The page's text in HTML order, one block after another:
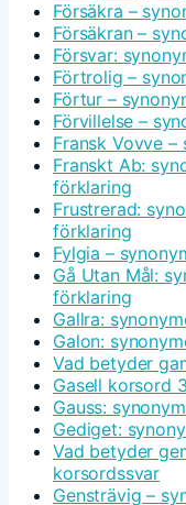
Försäkra –
Försäkran –
Försvar:
Förtrolig –
Förtur –
Förvillelse –
Fransk Vovve
Franskt Ab:
förklaring
Frustrerad:
förklaring
Fylgia –
Gå Utan Mål:
förklaring
Gallra:
Galon:
Vad betyder
Gasell korsord
Gauss:
Gediget:
Vad betyder
korsordssvar
Gensträvig –